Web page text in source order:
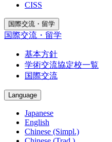
CISS
国際交流・留学
国際交流・留学
基本方針
学術交流協定校一覧
国際交流
Language
Japanese
English
Chinese (Simpl.)